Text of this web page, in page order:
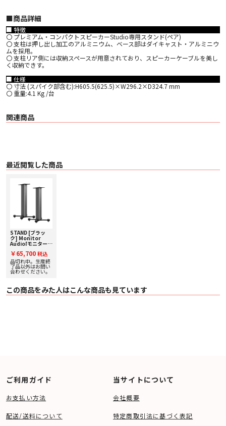
■︎商品詳細
■ 特徴
〇 プレミアム・コンパクトスピーカーStudio専用スタンド(ペア)
〇 支柱は押し出し加工のアルミニウム、ベース部はダイキャスト・アルミニウ
ムを採用。
〇 支柱リア側には収納スペースが用意されており、スピーカーケーブルを美し
く収納できす。
■ 仕様
〇 寸法 (スパイク部含む):H605.5(625.5)×W296.2×D324.7 mm
〇 重量:4.1 Kg /台
関連商品
最近閲覧した商品
STAND [ブラッ
ク] Monitor
Audio[モニターオ
カースタンド [ペ
ア]
￥65,700 税込
品切れ中。生産終
了品以外はお問い
合わせください。
この商品をみた人はこんな商品も見ています
ご利用ガイド
お支払い方法
配送/送料について
当サイトについて
会社概要
特定商取引法に基づく表記